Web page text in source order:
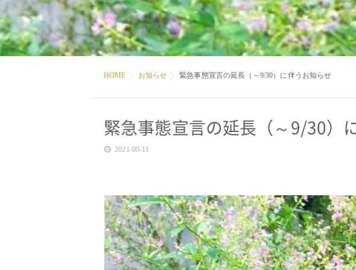
HOME お知らせ 緊急事態宣言の延長（～9/30）に伴うお知らせ
緊急事態宣言の延長（～9/30）
2021-09-11